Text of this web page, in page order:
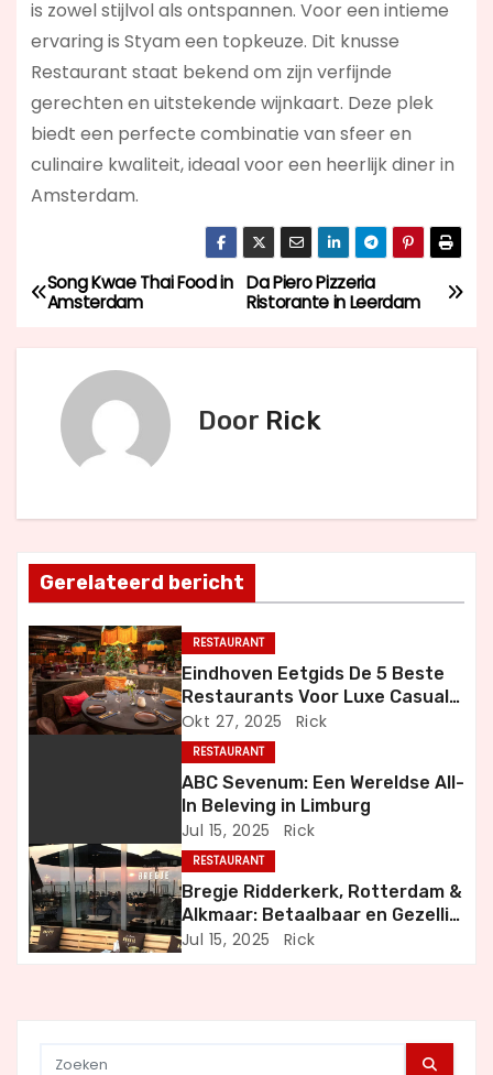
is zowel stijlvol als ontspannen. Voor een intieme
ervaring is Styam een topkeuze. Dit knusse
Restaurant staat bekend om zijn verfijnde
gerechten en uitstekende wijnkaart. Deze plek
biedt een perfecte combinatie van sfeer en
culinaire kwaliteit, ideaal voor een heerlijk diner in
Amsterdam.
B
e
h
t
n
a
v
a
t
i
Da Piero Pizzeria
Ristorante in Leerdam
Song Kwae Thai Food in
Amsterdam
Door Rick
Gerelateerd bericht
RESTAURANT
Eindhoven Eetgids De 5 Beste
Restaurants Voor Luxe Casual
en Bijzondere Momenten
Okt 27, 2025 Rick
RESTAURANT
ABC Sevenum: Een Wereldse All-
In Beleving in Limburg
Jul 15, 2025 Rick
RESTAURANT
Bregje Ridderkerk, Rotterdam &
Alkmaar: Betaalbaar en Gezellig
Uit Eten
Jul 15, 2025 Rick